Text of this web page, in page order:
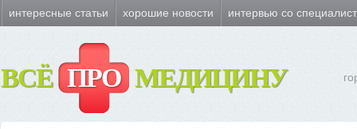
интересные статьи хорошие новости интервью со
ВСЁ ПРО МЕДИЦИНУ